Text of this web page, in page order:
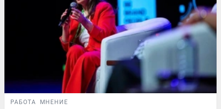
РАБОТА МНЕНИЕ